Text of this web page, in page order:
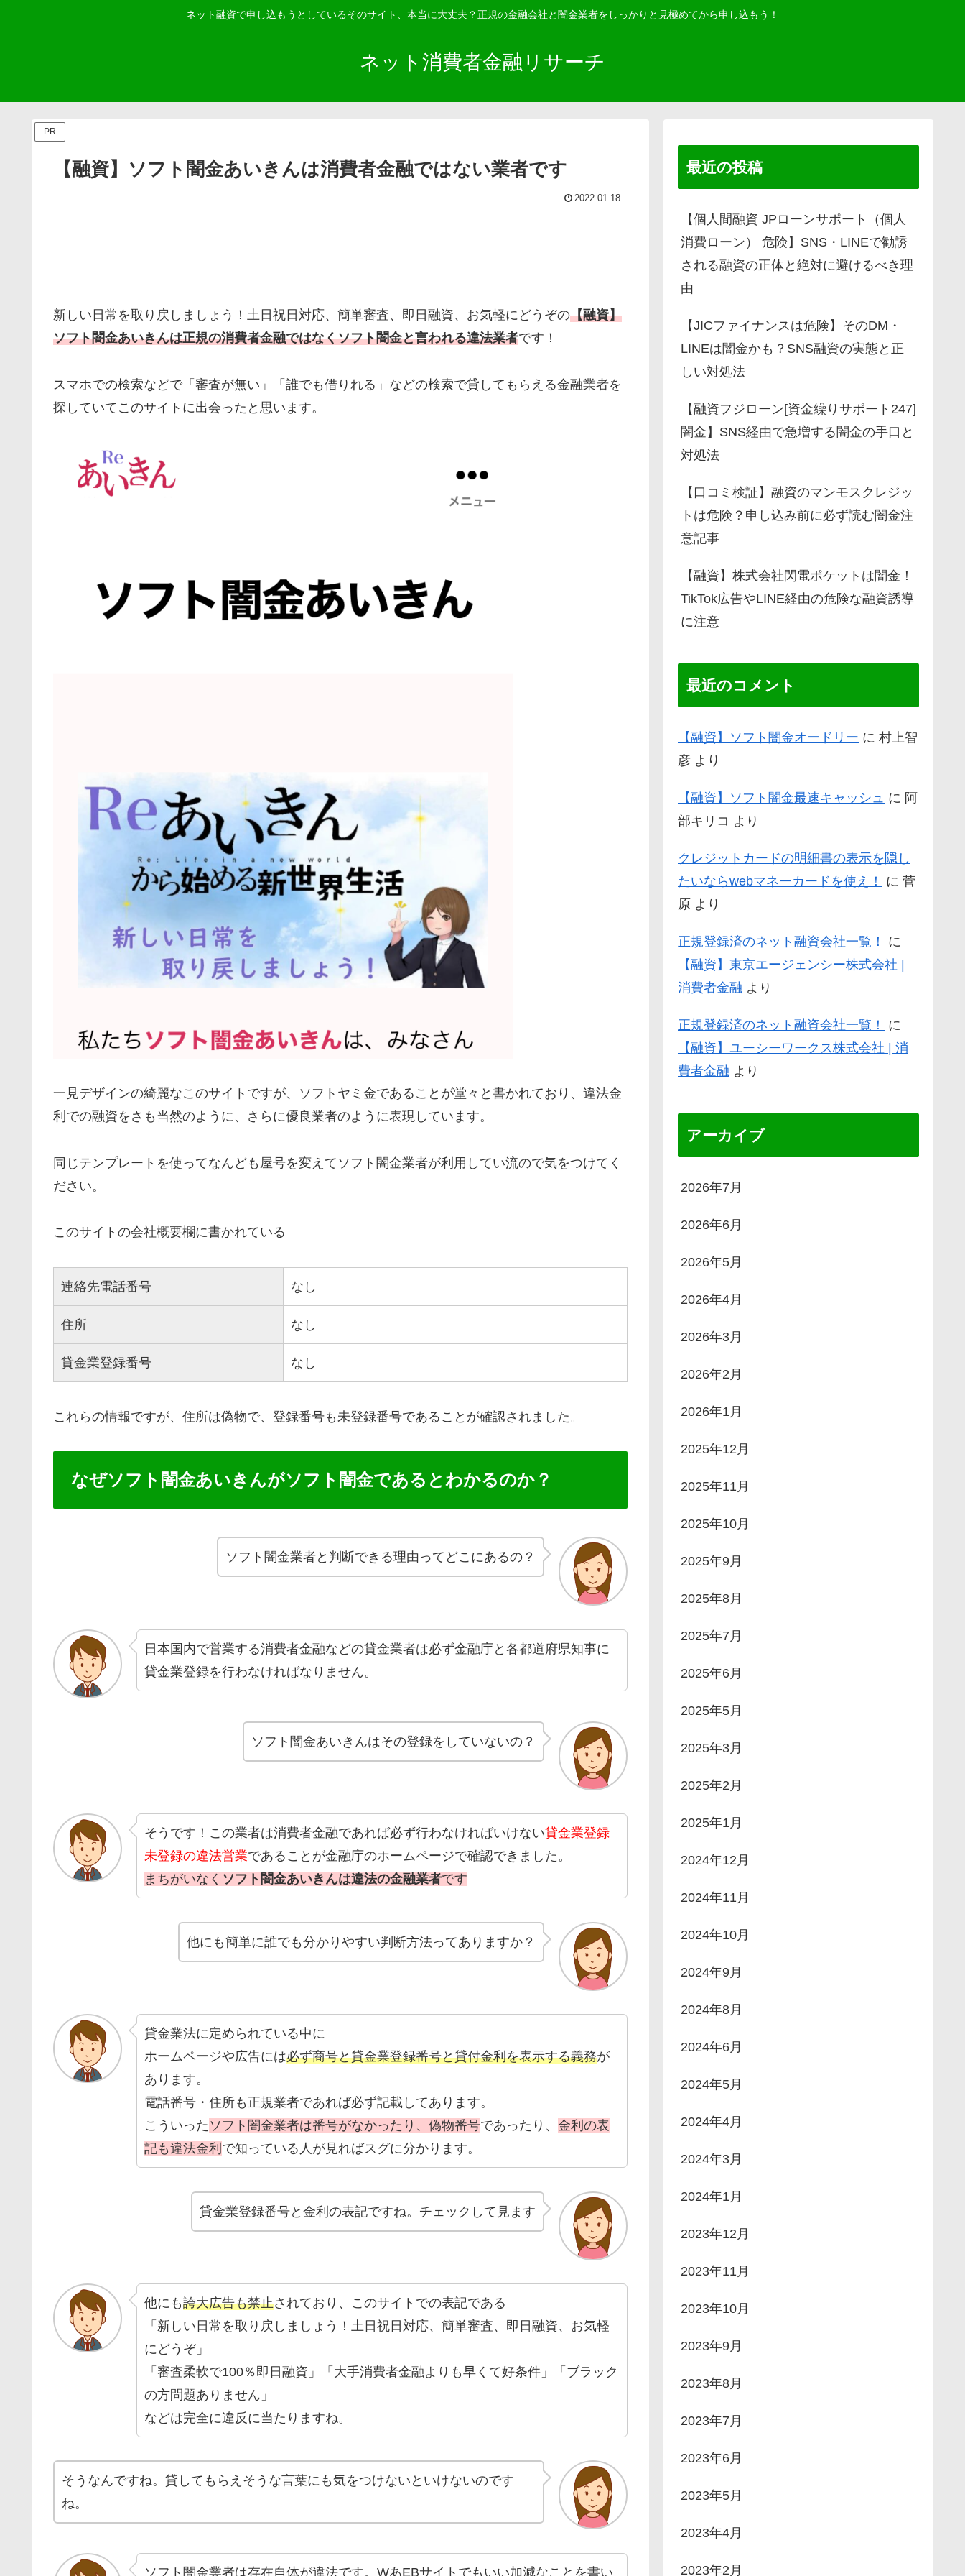
ネット融資で申し込もうとしているそのサイト、本当に大丈夫？正規の金融会社と闇金業者をしっかりと見極めてから申し込もう！
ネット消費者金融リサーチ
PR
【融資】ソフト闇金あいきんは消費者金融ではない業者です
2022.01.18
新しい日常を取り戻しましょう！土日祝日対応、簡単審査、即日融資、お気軽にどうぞの【融資】
ソフト闇金あいきんは正規の消費者金融ではなくソフト闇金と言われる違法業者です！
スマホでの検索などで「審査が無い」「誰でも借りれる」などの検索で貸してもらえる金融業者を
探していてこのサイトに出会ったと思います。
一見デザインの綺麗なこのサイトですが、ソフトヤミ金であることが堂々と書かれており、違法金
利での融資をさも当然のように、さらに優良業者のように表現しています。
同じテンプレートを使ってなんども屋号を変えてソフト闇金業者が利用してい流ので気をつけてく
ださい。
このサイトの会社概要欄に書かれている
連絡先電話番号 なし
住所 なし
貸金業登録番号 なし
これらの情報ですが、住所は偽物で、登録番号も未登録番号であることが確認されました。
なぜソフト闇金あいきんがソフト闇金であるとわかるのか？
ソフト闇金業者と判断できる理由ってどこにあるの？
日本国内で営業する消費者金融などの貸金業者は必ず金融庁と各都道府県知事に
貸金業登録を行わなければなりません。
ソフト闇金あいきんはその登録をしていないの？
そうです！この業者は消費者金融であれば必ず行わなければいけない貸金業登録
未登録の違法営業であることが金融庁のホームページで確認できました。
まちがいなく ソフト闇金あいきんは違法の金融業者です
他にも簡単に誰でも分かりやすい判断方法ってありますか？
貸金業法に定められている中に
ホームページや広告には必ず商号と貸金業登録番号と貸付金利を表示する義務が
あります。
電話番号・住所も正規業者であれば必ず記載してあります。
こういった ソフト闇金業者は番号がなかったり、偽物番号であったり、 金利の表
記も違法金利 で知っている人が見ればスグに分かります。
貸金業登録番号と金利の表記ですね。チェックして見ます
他にも誇大広告も禁止されており、このサイトでの表記である
「新しい日常を取り戻しましょう！土日祝日対応、簡単審査、即日融資、お気軽
にどうぞ」
「審査柔軟で100％即日融資」「大手消費者金融よりも早くて好条件」「ブラック
の方問題ありません」
などは完全に違反に当たりますね。
そうなんですね。貸してもらえそうな言葉にも気をつけないといけないのです
ね。
ソフト闇金業者は存在自体が違法です。WあEBサイトでもいい加減なことを書い
最近の投稿
【個人間融資 JPローンサポート（個人
消費ローン） 危険】SNS・LINEで勧誘
される融資の正体と絶対に避けるべき理
由
【JICファイナンスは危険】そのDM・
LINEは闇金かも？SNS融資の実態と正
しい対処法
【融資フジローン[資金繰りサポート247]
闇金】SNS経由で急増する闇金の手口と
対処法
【口コミ検証】融資のマンモスクレジッ
トは危険？申し込み前に必ず読む闇金注
意記事
【融資】株式会社閃電ポケットは闇金！
TikTok広告やLINE経由の危険な融資誘導
に注意
最近のコメント
【融資】ソフト闇金オードリー に 村上智
彦 より
【融資】ソフト闇金最速キャッシュ に 阿
部キリコ より
クレジットカードの明細書の表示を隠し
たいならwebマネーカードを使え！
に 菅
原 より
正規登録済のネット融資会社一覧！
に
【融資】東京エージェンシー株式会社 |
消費者金融 より
正規登録済のネット融資会社一覧！
に
【融資】ユーシーワークス株式会社 | 消
費者金融 より
アーカイブ
2026年7月
2026年6月
2026年5月
2026年4月
2026年3月
2026年2月
2026年1月
2025年12月
2025年11月
2025年10月
2025年9月
2025年8月
2025年7月
2025年6月
2025年5月
2025年3月
2025年2月
2025年1月
2024年12月
2024年11月
2024年10月
2024年9月
2024年8月
2024年6月
2024年5月
2024年4月
2024年3月
2024年1月
2023年12月
2023年11月
2023年10月
2023年9月
2023年8月
2023年7月
2023年6月
2023年5月
2023年4月
2023年2月